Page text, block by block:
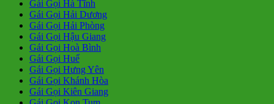
Gái Gọi Hà Tĩnh
Gái Gọi Hải Dương
Gái Gọi Hải Phòng
Gái Gọi Hậu Giang
Gái Gọi Hoà Bình
Gái Gọi Huế
Gái Gọi Hưng Yên
Gái Gọi Khánh Hòa
Gái Gọi Kiên Giang